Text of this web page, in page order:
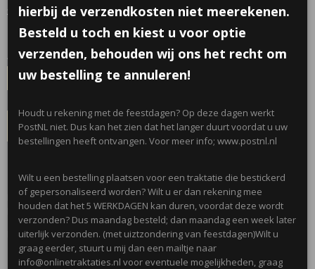
2 stuks voor€ 2,50 (inclusief btw 21%)
Op voorraad - Levertijd 2 werkdagen
Aantal
IN WINKELWAGEN
Omschrijving
Leuke plakbandhouders in 4 kleuren en in de vorm van een
bouwblokje. Kleuren worden gemixt geleverd.
Inclusief een rolletje plakband.
hierbij de verzendkosten niet meerekenen.
Besteld u toch en kiest u voor optie
verzenden, behouden wij ons het recht om
uw bestelling te annuleren!
Houdt u rekening met de feestdagen? Op deze dagen werkt
PostNL niet. Dus kan het zien dat het langer duurt voordat u uw
bestellingen heeft ontvangen. Voor meer info; www.postnl.nl
Wilt u een bestelling plaatsen voor een traktatie die bestickerd
of gepersonaliseerd worden? Wilt u er dan rekening mee
houden dat het 5 WERKDAGEN kan duren, voordat deze wordt
verzonden? Dus maandag besteld; dan maandag een week later
uiterlijk verzonden. (met uiztzondering van feestdagen)Wilt u
graag eerder, stuurt u mij dan een mailtje naar
info@onlinetraktaties.nl voor eventuele mogelijkheden, graag